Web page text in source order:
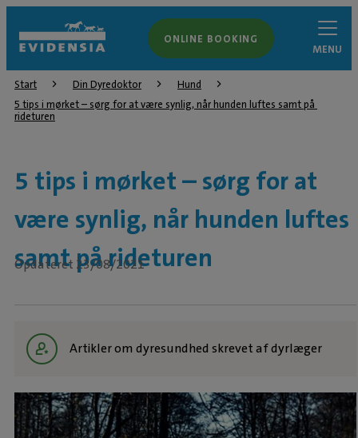
ONLINE BOOKING
MENU
Start Din Dyredoktor
Hund
5 tips i mørket – sørg for at være synlig, når hunden luftes samt på
rideturen
5 tips i mørket – sørg for at
være synlig, når hunden luftes
samt på rideturen
Opdateret 23/08/2021
Artikler om dyresundhed skrevet af dyrlæger